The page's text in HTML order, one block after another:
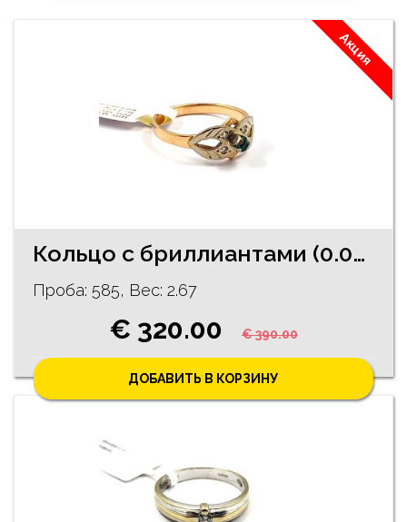
Акция
Кольцо с бриллиантами (0.04ct), синтетическим изумрудом 1310-0861
Проба: 585, Bес: 2.67
€ 320.00 € 390.00
ДОБАВИТЬ В КОРЗИНУ